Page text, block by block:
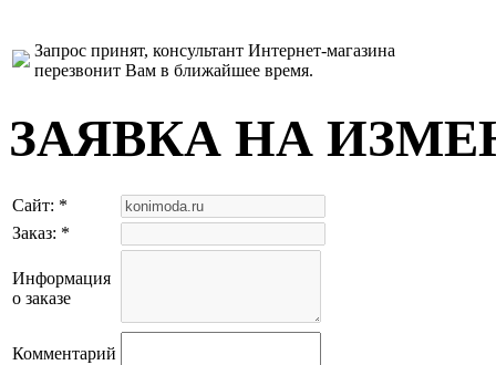
Запрос принят, консультант Интернет-магазина
перезвонит Вам в ближайшее время.
ЗАЯВКА НА
Сайт: *
Заказ: *
Информация
о заказе
Комментарий